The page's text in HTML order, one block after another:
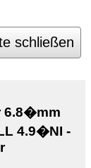
schließen
6.8�mm
4.9�NI -